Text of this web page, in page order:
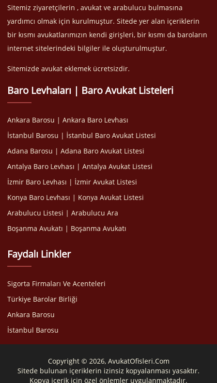
Sitemiz ziyaretçilerin , avukat ve arabulucu bulmasına
yardımcı olmak için kurulmuştur. Sitede yer alan içeriklerin
bir kısmı avukatlarımızın kendi girişleri, bir kısmı da baroların
internet sitelerindeki bilgiler ile oluşturulmuştur.
Sitemizde avukat eklemek ücretsizdir.
Baro Levhaları | Baro Avukat Listeleri
Ankara Barosu | Ankara Baro Levhası
İstanbul Barosu | İstanbul Baro Avukat Listesi
Adana Barosu | Adana Baro Avukat Listesi
Antalya Baro Levhası | Antalya Avukat Listesi
İzmir Baro Levhası | İzmir Avukat Listesi
Konya Baro Levhası | Konya Avukat Listesi
Arabulucu Listesi | Arabulucu Ara
Boşanma Avukatı | Boşanma Avukatı
Faydalı Linkler
Sigorta Firmaları Ve Acenteleri
Türkiye Barolar Birliği
Ankara Barosu
İstanbul Barosu
Copyright © 2026, AvukatOfisleri.Com
Sitede bulunan içeriklerin izinsiz kopyalanması yasaktır.
Kopya içerik için özel önlemler uygulanmaktadır.